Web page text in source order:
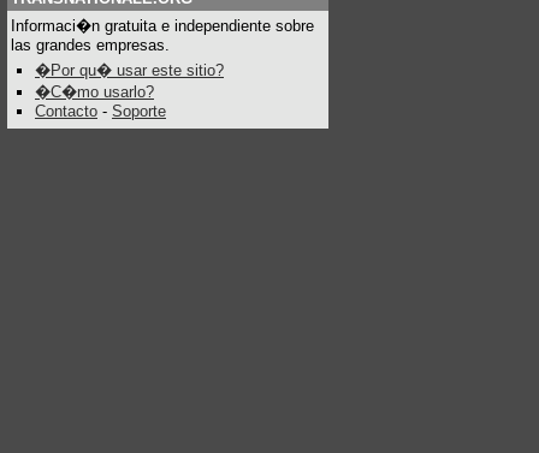
Informaci�n gratuita e independiente sobre
las grandes empresas.
�Por qu� usar este sitio?
�C�mo usarlo?
Contacto - Soporte